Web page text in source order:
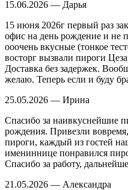
15.06.2026 — Дарья
15 июня 2026г первый раз
офис на день рождение и не
ооочень вкусные (тонкое
восторг вызвали пироги
Доставка без задержек.
желаю. Теперь если и буду
25.05.2026 — Ирина
Спасибо за наивкуснейшие
рождения. Привезли
пироги, каждый из гостей
имениннице понравился
Спасибо за работу,
21.05.2026 — Александра